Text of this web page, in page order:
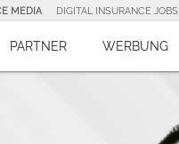
MEDIA DIGITAL INSURANCE JOBS
PARTNER WERBUNG